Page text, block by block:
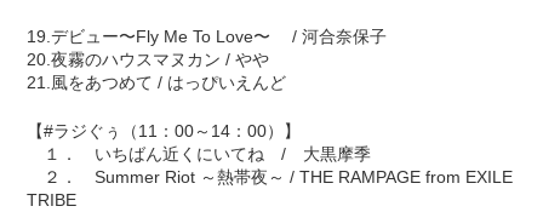
19.デビュー〜Fly Me To Love〜 / 河合奈保子
20.夜霧のハウスマヌカン / やや
21.風をあつめて / はっぴいえんど
【#ラジぐぅ（11：00～14：00）】
１． いちばん近くにいてね / 大黒摩季
２． Summer Riot ～熱帯夜～ / THE RAMPAGE from EXILE
TRIBE